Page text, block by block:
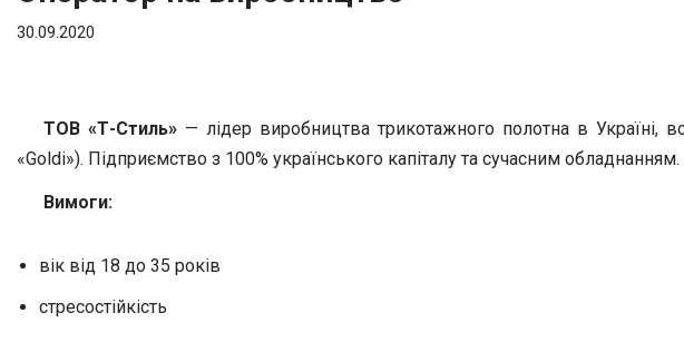
30.09.2020
ТОВ «Т-Стиль»— лідер виробництва трикотажного полотна в Україні,
«Goldi»). Підприємство з 100% українського капіталу та сучасним обладнанням.
Вимоги:
вік від 18 до 35 років
стресостійкість